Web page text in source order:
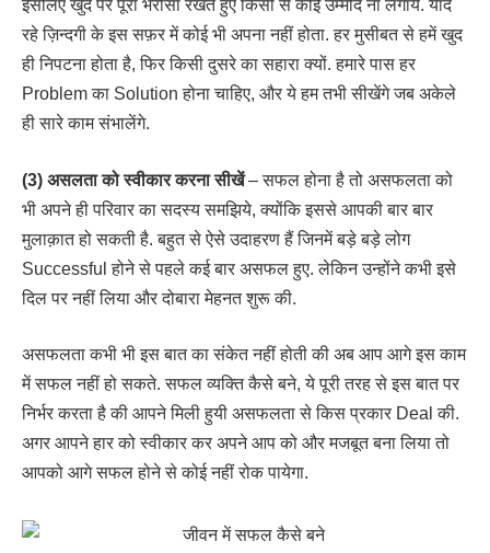
इसलिए खुद पर पूरा भरोसा रखते हुए किसी से कोई उम्मीद ना लगायें. याद
रहे ज़िन्दगी के इस सफ़र में कोई भी अपना नहीं होता. हर मुसीबत से हमें खुद
ही निपटना होता है, फिर किसी दुसरे का सहारा क्यों. हमारे पास हर
Problem का Solution होना चाहिए, और ये हम तभी सीखेंगे जब अकेले
ही सारे काम संभालेंगे.
(3) असलता को स्वीकार करना सीखें– सफल होना है तो असफलता को
भी अपने ही परिवार का सदस्य समझिये, क्योंकि इससे आपकी बार बार
मुलाक़ात हो सकती है. बहुत से ऐसे उदाहरण हैं जिनमें बड़े बड़े लोग
Successful होने से पहले कई बार असफल हुए. लेकिन उन्होंने कभी इसे
दिल पर नहीं लिया और दोबारा मेहनत शुरू की.
असफलता कभी भी इस बात का संकेत नहीं होती की अब आप आगे इस काम
में सफल नहीं हो सकते. सफल व्यक्ति कैसे बने, ये पूरी तरह से इस बात पर
निर्भर करता है की आपने मिली हुयी असफलता से किस प्रकार Deal की.
अगर आपने हार को स्वीकार कर अपने आप को और मजबूत बना लिया तो
आपको आगे सफल होने से कोई नहीं रोक पायेगा.